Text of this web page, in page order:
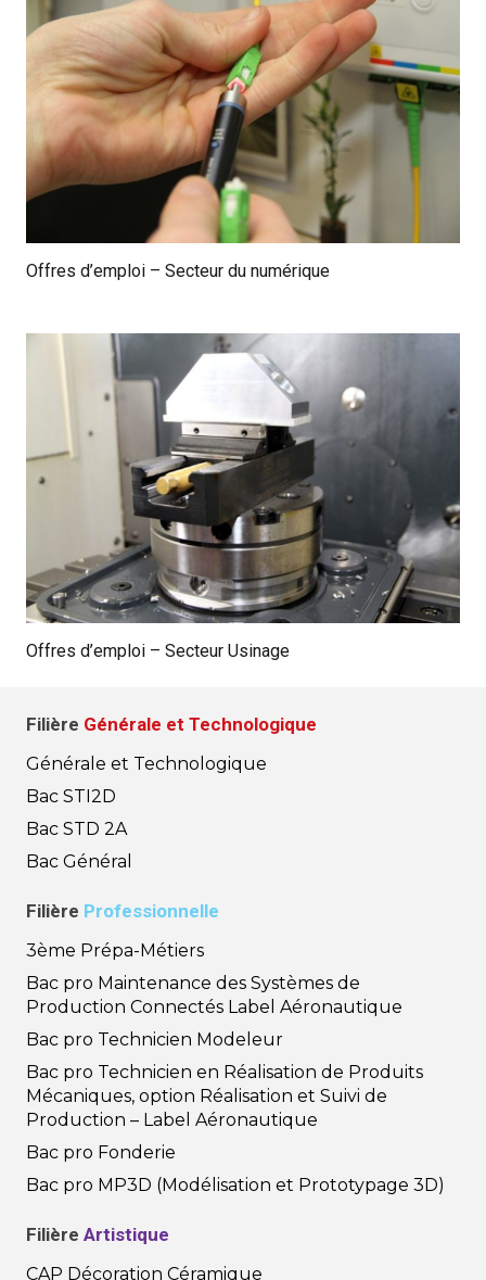
Offres d’emploi – Secteur du numérique
Offres d’emploi – Secteur Usinage
Filière Générale et Technologique
Générale et Technologique
Bac STI2D
Bac STD 2A
Bac Général
Filière Professionnelle
3ème Prépa-Métiers
Bac pro Maintenance des Systèmes de
Production Connectés Label Aéronautique
Bac pro Technicien Modeleur
Bac pro Technicien en Réalisation de Produits
Mécaniques, option Réalisation et Suivi de
Production – Label Aéronautique
Bac pro Fonderie
Bac pro MP3D (Modélisation et Prototypage 3D)
Filière Artistique
CAP Décoration Céramique